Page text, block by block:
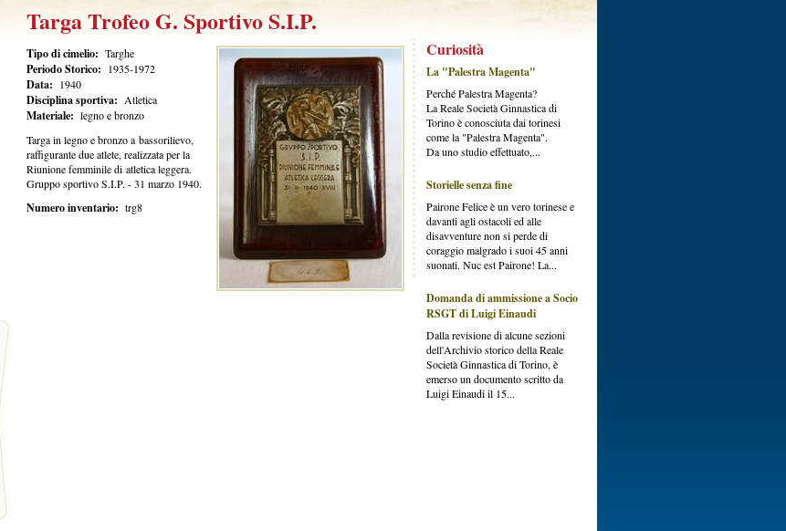
Targa Trofeo G. Sportivo S.I.P.
Tipo di cimelio: Targhe
Periodo Storico: 1935-1972
Data: 1940
Disciplina sportiva: Atletica
Materiale: legno e bronzo
Targa in legno e bronzo a bassorilievo,
raffigurante due atlete, realizzata per la
Riunione femminile di atletica leggera.
Gruppo sportivo S.I.P. - 31 marzo 1940.
Numero inventario: trg8
Curiosità
La "Palestra Magenta"
Perché Palestra Magenta?
La Reale Società Ginnastica di
Torino è conosciuta dai torinesi
come la "Palestra Magenta".
Da uno studio effettuato,...
Storielle senza fine
Pairone Felice è un vero torinese e
davanti agli ostacoli ed alle
disavventure non si perde di
coraggio malgrado i suoi 45 anni
suonati. Nuc est Pairone! La...
Domanda di ammissione a Socio
RSGT di Luigi Einaudi
Dalla revisione di alcune sezioni
dell'Archivio storico della Reale
Società Ginnastica di Torino, è
emerso un documento scritto da
Luigi Einaudi il 15...